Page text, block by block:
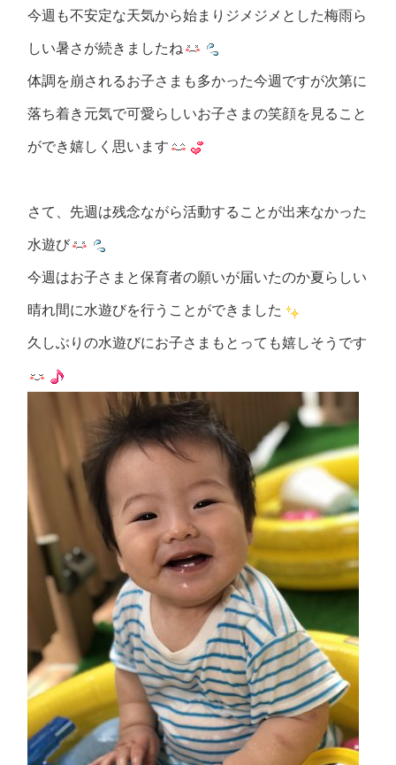
今週も不安定な天気から始まりジメジメとした梅雨ら
しい暑さが続きましたね
体調を崩されるお子さまも多かった今週ですが次第に
落ち着き元気で可愛らしいお子さまの笑顔を見ること
ができ嬉しく思います
さて、先週は残念ながら活動することが出来なかった
水遊び
今週はお子さまと保育者の願いが届いたのか夏らしい
晴れ間に水遊びを行うことができました
久しぶりの水遊びにお子さまもとっても嬉しそうです